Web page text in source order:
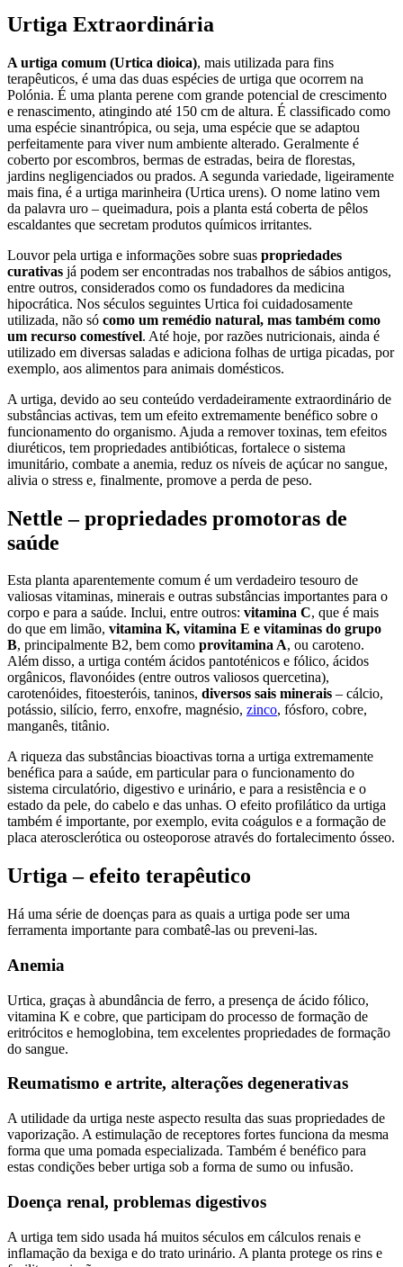
Urtiga Extraordinária
A urtiga comum (Urtica dioica), mais utilizada para fins
terapêuticos, é uma das duas espécies de urtiga que ocorrem na
Polónia. É uma planta perene com grande potencial de crescimento
e renascimento, atingindo até 150 cm de altura. É classificado como
uma espécie sinantrópica, ou seja, uma espécie que se adaptou
perfeitamente para viver num ambiente alterado. Geralmente é
coberto por escombros, bermas de estradas, beira de florestas,
jardins negligenciados ou prados. A segunda variedade, ligeiramente
mais fina, é a urtiga marinheira (Urtica urens). O nome latino vem
da palavra uro – queimadura, pois a planta está coberta de pêlos
escaldantes que secretam produtos químicos irritantes.
Louvor pela urtiga e informações sobre suas propriedades
curativas já podem ser encontradas nos trabalhos de sábios antigos,
entre outros, considerados como os fundadores da medicina
hipocrática. Nos séculos seguintes Urtica foi cuidadosamente
utilizada, não só como um remédio natural, mas também como
um recurso comestível. Até hoje, por razões nutricionais, ainda é
utilizado em diversas saladas e adiciona folhas de urtiga picadas, por
exemplo, aos alimentos para animais domésticos.
A urtiga, devido ao seu conteúdo verdadeiramente extraordinário de
substâncias activas, tem um efeito extremamente benéfico sobre o
funcionamento do organismo. Ajuda a remover toxinas, tem efeitos
diuréticos, tem propriedades antibióticas, fortalece o sistema
imunitário, combate a anemia, reduz os níveis de açúcar no sangue,
alivia o stress e, finalmente, promove a perda de peso.
Nettle – propriedades promotoras de
saúde
Esta planta aparentemente comum é um verdadeiro tesouro de
valiosas vitaminas, minerais e outras substâncias importantes para o
corpo e para a saúde. Inclui, entre outros: vitamina C, que é mais
do que em limão, vitamina K, vitamina E e vitaminas do grupo
B, principalmente B2, bem como provitamina A, ou caroteno.
Além disso, a urtiga contém ácidos pantoténicos e fólico, ácidos
orgânicos, flavonóides (entre outros valiosos quercetina),
carotenóides, fitoesteróis, taninos, diversos sais minerais – cálcio,
potássio, silício, ferro, enxofre, magnésio, zinco, fósforo, cobre,
manganês, titânio.
A riqueza das substâncias bioactivas torna a urtiga extremamente
benéfica para a saúde, em particular para o funcionamento do
sistema circulatório, digestivo e urinário, e para a resistência e o
estado da pele, do cabelo e das unhas. O efeito profilático da urtiga
também é importante, por exemplo, evita coágulos e a formação de
placa aterosclerótica ou osteoporose através do fortalecimento ósseo.
Urtiga – efeito terapêutico
Há uma série de doenças para as quais a urtiga pode ser uma
ferramenta importante para combatê-las ou preveni-las.
Anemia
Urtica, graças à abundância de ferro, a presença de ácido fólico,
vitamina K e cobre, que participam do processo de formação de
eritrócitos e hemoglobina, tem excelentes propriedades de formação
do sangue.
Reumatismo e artrite, alterações degenerativas
A utilidade da urtiga neste aspecto resulta das suas propriedades de
vaporização. A estimulação de receptores fortes funciona da mesma
forma que uma pomada especializada. Também é benéfico para
estas condições beber urtiga sob a forma de sumo ou infusão.
Doença renal, problemas digestivos
A urtiga tem sido usada há muitos séculos em cálculos renais e
inflamação da bexiga e do trato urinário. A planta protege os rins e